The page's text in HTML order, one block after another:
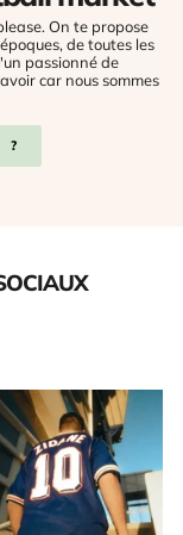
On te propose
de toutes les
passionné de
car nous sommes
?